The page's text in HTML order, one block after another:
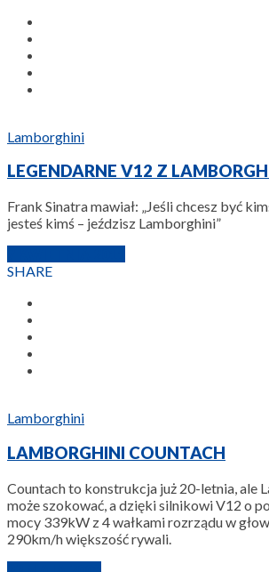
Lamborghini
LEGENDARNE V12 Z
Frank Sinatra mawiał: „Jeśli chcesz być
jesteś kimś – jeździsz Lamborghini”
SHARE
Lamborghini
LAMBORGHINI COUNTACH
Countach to konstrukcja już 20-letnia, ale
może szokować, a dzięki silnikowi V12 o
mocy 339kW z 4 wałkami rozrządu w
290km/h większość rywali.